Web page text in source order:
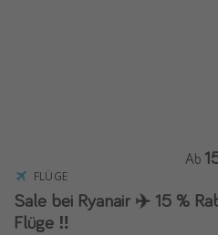
Hotels in Amsterdam
Hotels am Achensee
FLÜGE
Sale bei Ryanair ✈️ 15 % Rabatt auf
Flüge ‼️
Ab